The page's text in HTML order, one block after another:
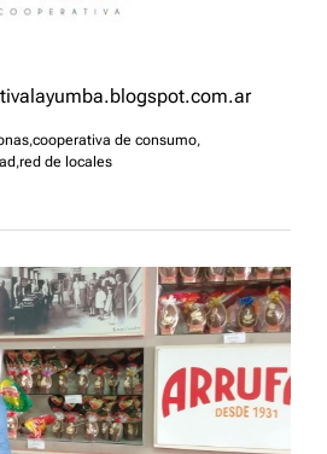
,cooperativa de consumo,
,red de locales